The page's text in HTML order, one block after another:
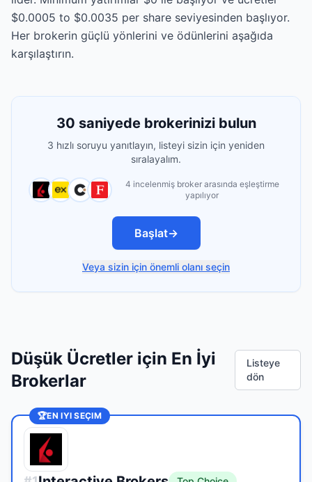
$0.0005 to $0.0035 per share seviyesinden başlıyor.
Her brokerin güçlü yönlerini ve ödünlerini aşağıda
karşılaştırın.
30 saniyede brokerinizi bulun
3 hızlı soruyu yanıtlayın, listeyi sizin için yeniden
sıralayalım.
4 incelenmiş broker arasında eşleştirme
yapılıyor
Başlat→
Veya sizin için önemli olanı seçin
Düşük Ücretler için En İyi
Brokerlar
Listeye
dön
🏆EN IYI SEÇIM